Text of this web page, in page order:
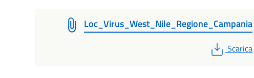
Loc_Virus_West_Nile_Regione_Campania
PDF
Scarica